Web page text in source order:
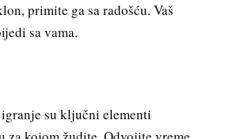
primite ga sa radošću. Vaš
sa vama.
su ključni elementi